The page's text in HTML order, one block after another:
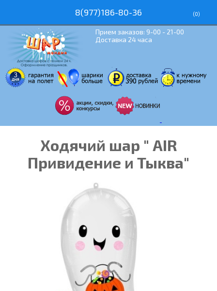
8(977)186-80-36 (0)
Прием заказов: 9-00 - 21-00
Доставка 24 часа
Ходячий шар " AIR
Привидение и Тыква"